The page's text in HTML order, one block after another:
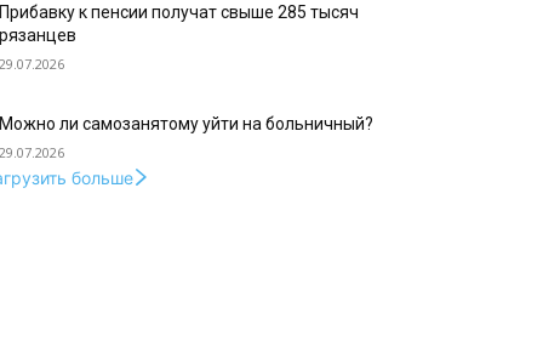
Прибавку к пенсии получат свыше 285 тысяч
рязанцев
29.07.2026
Можно ли самозанятому уйти на больничный?
29.07.2026
больше